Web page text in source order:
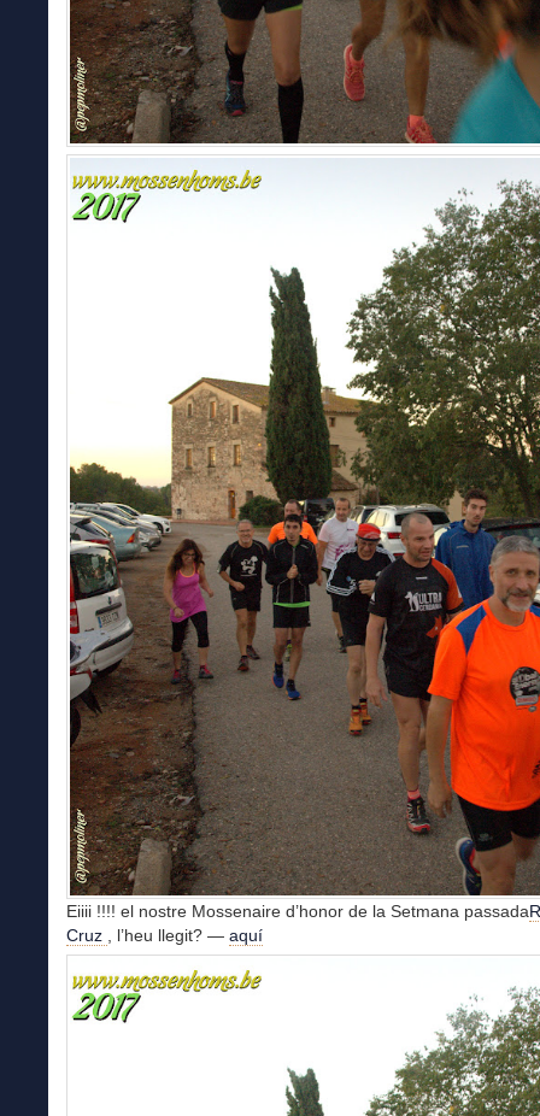
Eiiii !!!! el nostre Mossenaire d’honor de la Setmana passada
Cruz
, l’heu llegit? — aquí